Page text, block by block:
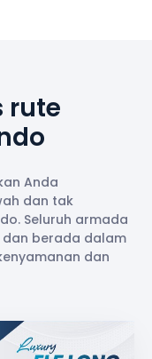
rute
Anda
dan tak
Seluruh armada
dan berada dalam
dan